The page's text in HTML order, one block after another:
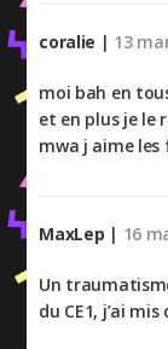
coralie | 13
moi bah en
et en plus je le
mwa j aime
MaxLep | 16
Un
du CE1, j’ai